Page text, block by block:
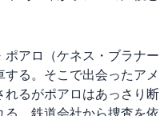
アロ（ケネス・ブラナ
る。そこで出会ったア
るがポアロはあっさり
。鉄道会社から捜査を